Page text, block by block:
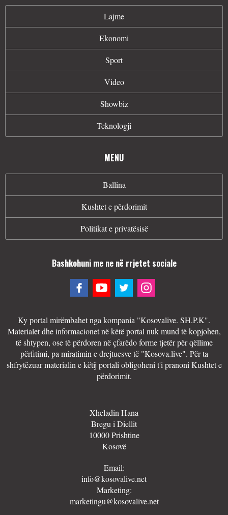
Lajme
Ekonomi
Sport
Video
Showbiz
Teknologji
MENU
Ballina
Kushtet e përdorimit
Politikat e privatësisë
Bashkohuni me ne në rrjetet sociale
Ky portal mirëmbahet nga kompania "Kosovalive. SH.P.K".
Materialet dhe informacionet në këtë portal nuk mund të kopjohen,
të shtypen, ose të përdoren në çfarëdo forme tjetër për qëllime
përfitimi, pa miratimin e drejtuesve të "Kosova.live". Për ta
shfrytëzuar materialin e këtij portali obligoheni t'i pranoni Kushtet e
përdorimit.
Xheladin Hana
Bregu i Diellit
10000 Prishtine
Kosovë
Email:
info@kosovalive.net
Marketing:
marketingu@kosovalive.net